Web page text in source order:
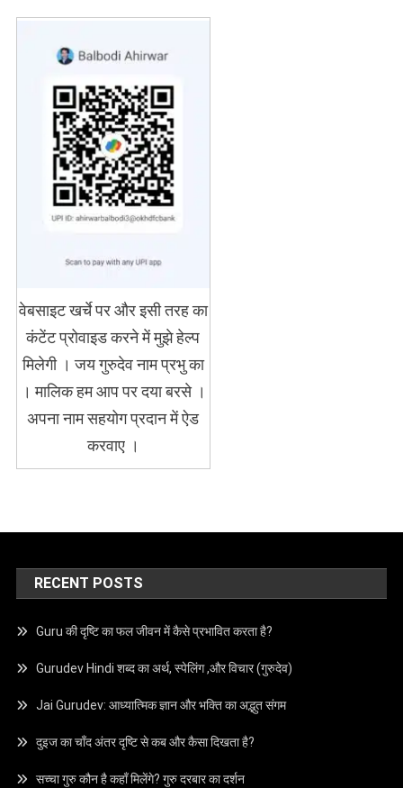
वेबसाइट खर्चे पर और इसी तरह का
कंटेंट प्रोवाइड करने में मुझे हेल्प
मिलेगी । जय गुरुदेव नाम प्रभु का
। मालिक हम आप पर दया बरसे ।
अपना नाम सहयोग प्रदान में ऐड
करवाए ।
RECENT POSTS
Guru की दृष्टि का फल जीवन में कैसे प्रभावित करता है?
Gurudev Hindi शब्द का अर्थ, स्पेलिंग ,और विचार (गुरुदेव)
Jai Gurudev: आध्यात्मिक ज्ञान और भक्ति का अद्भुत संगम
दुइज का चाँद अंतर दृष्टि से कब और कैसा दिखता है?
सच्चा गुरु कौन है कहाँ मिलेंगे? गुरु दरबार का दर्शन